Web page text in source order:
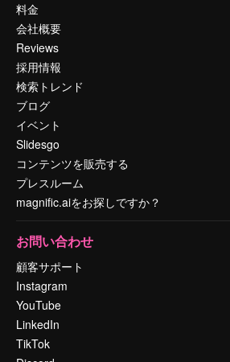
料金
会社概要
Reviews
採用情報
検索トレンド
ブログ
イベント
Slidesgo
コンテンツを販売する
プレスルーム
magnific.aiをお探しですか？
お問い合わせ
顧客サポート
Instagram
YouTube
LinkedIn
TikTok